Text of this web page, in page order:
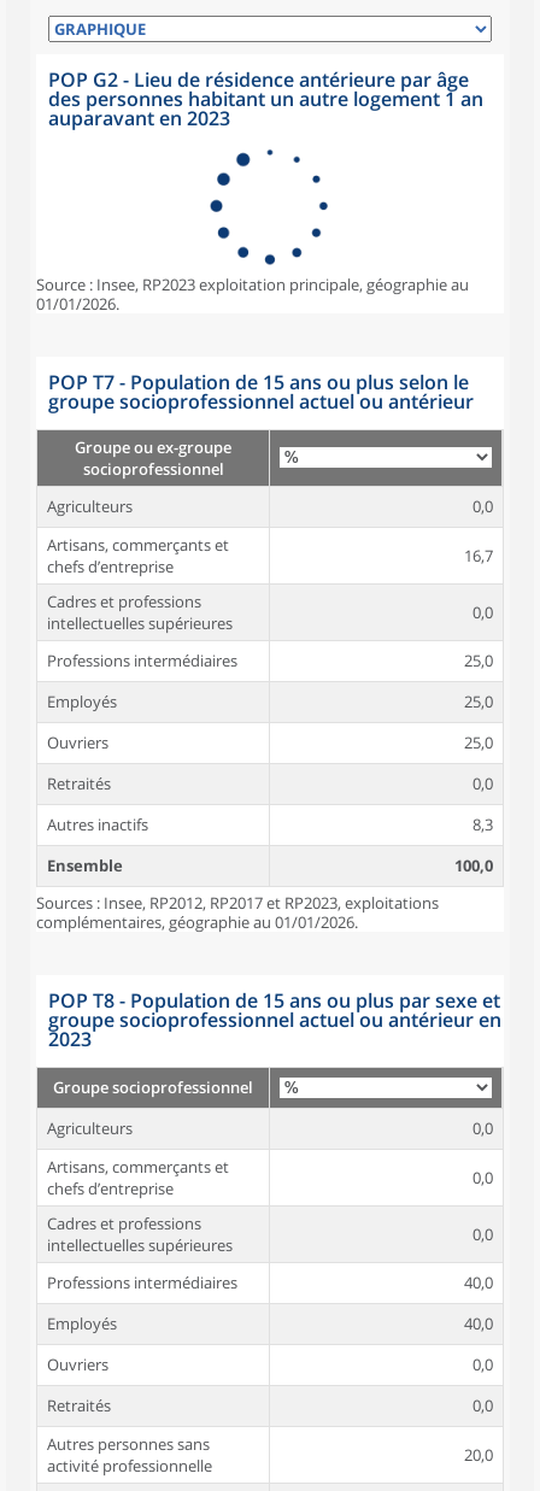
POP G2 - Lieu de résidence antérieure par âge
des personnes habitant un autre logement 1 an
auparavant en 2023
Source : Insee, RP2023 exploitation principale, géographie au
01/01/2026.
POP T7 - Population de 15 ans ou plus selon le
groupe socioprofessionnel actuel ou antérieur
Groupe ou ex-groupe
socioprofessionnel
Agriculteurs
0,0
Artisans, commerçants et
chefs d’entreprise
16,7
Cadres et professions
intellectuelles supérieures
0,0
Professions intermédiaires
25,0
Employés
25,0
Ouvriers
25,0
Retraités
0,0
Autres inactifs
8,3
Ensemble
100,0
Sources : Insee, RP2012, RP2017 et RP2023, exploitations
complémentaires, géographie au 01/01/2026.
POP T8 - Population de 15 ans ou plus par sexe et
groupe socioprofessionnel actuel ou antérieur en
2023
Groupe socioprofessionnel
Agriculteurs
0,0
Artisans, commerçants et
chefs d’entreprise
0,0
Cadres et professions
intellectuelles supérieures
0,0
Professions intermédiaires
40,0
Employés
40,0
Ouvriers
0,0
Retraités
0,0
Autres personnes sans
activité professionnelle
20,0